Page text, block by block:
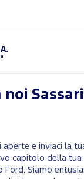
noi
aperte e inviaci la
capitolo della tua
Ford. Siamo